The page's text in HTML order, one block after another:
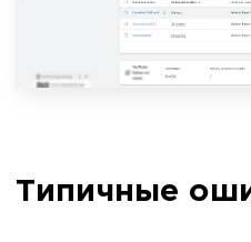
Типичные